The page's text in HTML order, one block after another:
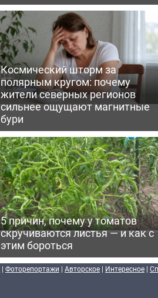
Космический шторм за
полярным кругом: почему
жители северных регионов
сильнее ощущают магнитные
бури
5 причин, почему у томатов
скручиваются листья — и как с
этим бороться
| Фоторепортажи | Авторское | Интересное |